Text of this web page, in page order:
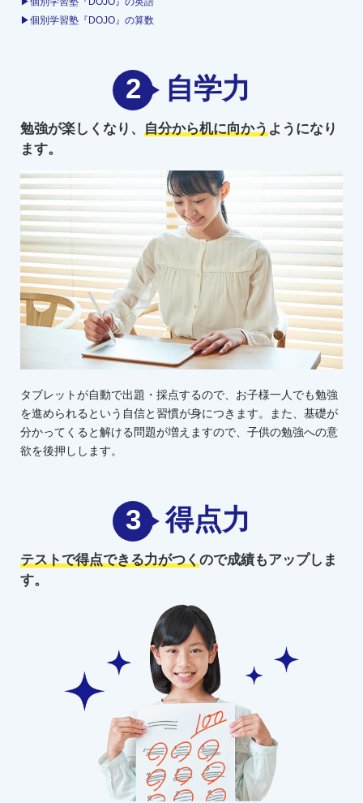
▶個別学習塾『DOJO』の算数
2 自学力
勉強が楽しくなり、 自分から机に向かうようになり
ます。
タブレットが自動で出題・採点するので、お子様一人でも勉強
を進められるという自信と習慣が身につきます。また、基礎が
分かってくると解ける問題が増えますので、子供の勉強への意
欲を後押しします。
3 得点力
テストで得点できる力がつくので成績もアップしま
す。